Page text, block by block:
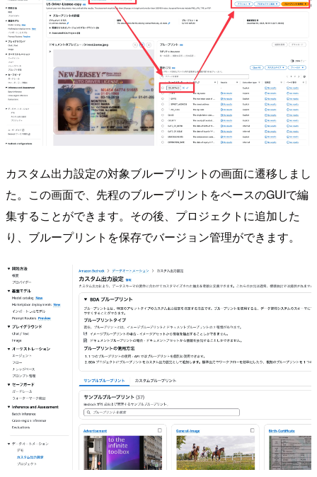
カスタム出力設定の対象ブループリントの画面に遷移しまし
た。この画面で、先程のブループリントをベースのGUIで編
集することができます。その後、プロジェクトに追加した
り、ブループリントを保存でバージョン管理ができます。